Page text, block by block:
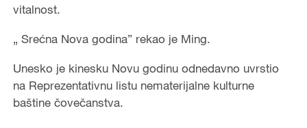
vitalnost.
„ Srećna Nova godina” rekao je Ming.
Unesko je kinesku Novu godinu odnedavno uvrstio
na Reprezentativnu listu nematerijalne kulturne
baštine čovečanstva.